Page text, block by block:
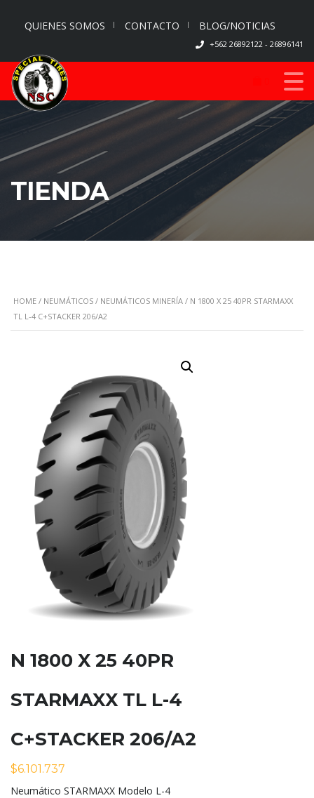
QUIENES SOMOS CONTACTO BLOG/NOTICIAS
+562 26892122 - 26896141
TIENDA
HOME / NEUMÁTICOS / NEUMÁTICOS MINERÍA / N 1800 X 25 40PR STARMAXX
TL L-4 C+STACKER 206/A2
N 1800 X 25 40PR
STARMAXX TL L-4
C+STACKER 206/A2
$6.101.737
Neumático STARMAXX Modelo L-4